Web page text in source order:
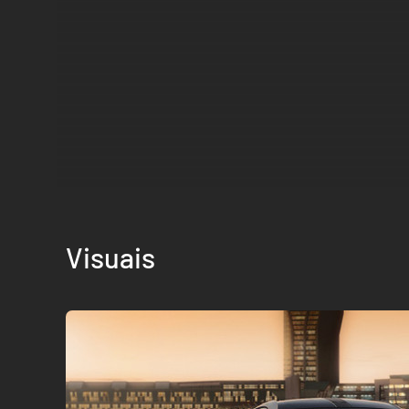
Visuais